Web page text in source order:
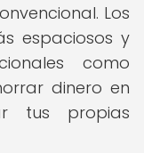
Los
espaciosos y
como
dinero en
tus propias